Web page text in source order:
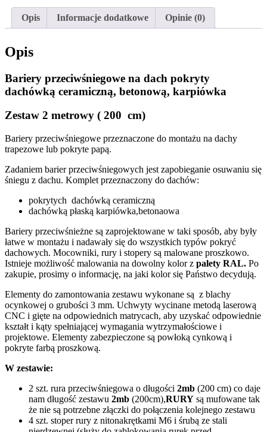
Opis Informacje dodatkowe Opinie (0)
Opis
Bariery przeciwśniegowe na dach pokryty
dachówką ceramiczną, betonową, karpiówka
Zestaw 2 metrowy ( 200 cm)
Bariery przeciwśniegowe przeznaczone do montażu na dachy
trapezowe lub pokryte papą.
Zadaniem barier przeciwśniegowych jest zapobieganie osuwaniu się
śniegu z dachu. Komplet przeznaczony do dachów:
pokrytych dachówką ceramiczną
dachówką płaską karpiówka,betonaowa
Bariery przeciwśnieżne są zaprojektowane w taki sposób, aby były
łatwe w montażu i nadawały się do wszystkich typów pokryć
dachowych. Mocowniki, rury i stopery są malowane proszkowo.
Istnieje możliwość malowania na dowolny kolor z palety RAL. Po
zakupie, prosimy o informację, na jaki kolor się Państwo decydują.
Elementy do zamontowania zestawu wykonane są z blachy
ocynkowej o grubości 3 mm. Uchwyty wycinane metodą laserową
CNC i gięte na odpowiednich matrycach, aby uzyskać odpowiednie
kształt i kąty spełniającej wymagania wytrzymałościowe i
projektowe. Elementy zabezpieczone są powłoką cynkową i
pokryte farbą proszkową.
W zestawie:
2 szt. rura przeciwśniegowa o długości 2mb (200 cm) co daje
nam długość zestawu 2mb (200cm),RURY są mufowane tak
że nie są potrzebne złączki do połączenia kolejnego zestawu
4 szt. stoper rury z nitonakrętkami M6 i śrubą ze stali